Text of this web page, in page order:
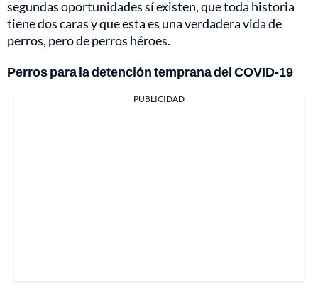
segundas oportunidades sí existen, que toda historia
tiene dos caras y que esta es una verdadera vida de
perros, pero de perros héroes.
Perros para la detención temprana del COVID-19
PUBLICIDAD